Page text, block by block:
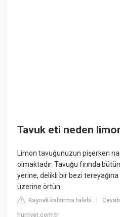
Tavuk eti neden
Limon tavuğunuzun pişerken
olmaktadır. Tavuğu fırında
yerine, delikli bir bezi
üzerine örtün.
Kaynak kaldırma talebi |
hurriyet.com.tr